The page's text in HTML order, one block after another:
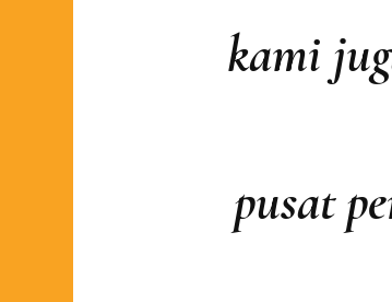
kami
pusat